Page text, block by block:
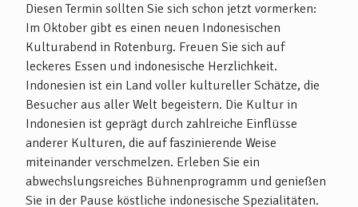
Diesen Termin sollten Sie sich schon jetzt vormerken:
Im Oktober gibt es einen neuen Indonesischen
Kulturabend in Rotenburg. Freuen Sie sich auf
leckeres Essen und indonesische Herzlichkeit.
Indonesien ist ein Land voller kultureller Schätze, die
Besucher aus aller Welt begeistern. Die Kultur in
Indonesien ist geprägt durch zahlreiche Einflüsse
anderer Kulturen, die auf faszinierende Weise
miteinander verschmelzen. Erleben Sie ein
abwechslungsreiches Bühnenprogramm und genießen
Sie in der Pause köstliche indonesische Spezialitäten.